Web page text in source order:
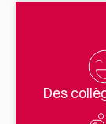
Des